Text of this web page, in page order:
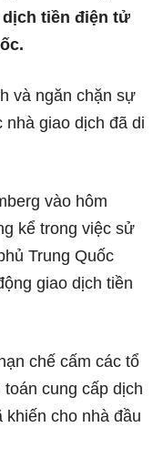
tiền điện tử
và ngăn chặn sự
nhà giao dịch đã di
vào hôm
kể trong việc sử
Trung Quốc
giao dịch tiền
chế cấm các tổ
cung cấp dịch
cho nhà đầu